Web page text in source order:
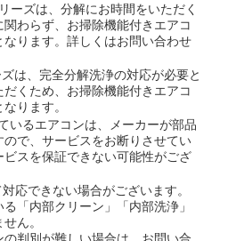
ーズは、分解にお時間をいただく
わらず、お掃除機能付きエアコ
ります。詳しくはお問い合わせ
は、完全分解洗浄の対応が必要と
くため、お掃除機能付きエアコ
ります。
いるエアコンは、メーカーが部品
で、サービスをお断りさせてい
スを保証できない可能性がござ
応できない場合がございます。
「内部クリーン」「内部洗浄」
ん。
判別が難しい場合は、お問い合